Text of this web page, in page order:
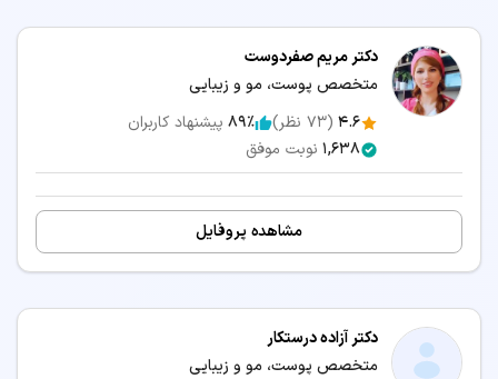
دکتر مریم صفردوست
متخصص پوست، مو و زیبایی
4.6
(
73 نظر) 89٪ پیشنهاد کاربران
1,638 نوبت موفق
مشاهده پروفایل
دکتر آزاده درستکار
متخصص پوست، مو و زیبایی